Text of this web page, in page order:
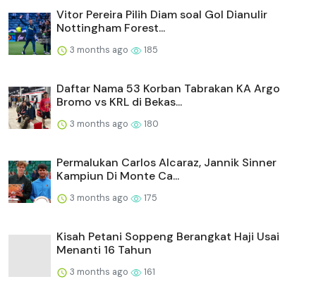
Vitor Pereira Pilih Diam soal Gol Dianulir
Nottingham Forest...
3 months ago 185
Daftar Nama 53 Korban Tabrakan KA Argo
Bromo vs KRL di Bekas...
3 months ago 180
Permalukan Carlos Alcaraz, Jannik Sinner
Kampiun Di Monte Ca...
3 months ago 175
Kisah Petani Soppeng Berangkat Haji Usai
Menanti 16 Tahun
3 months ago 161